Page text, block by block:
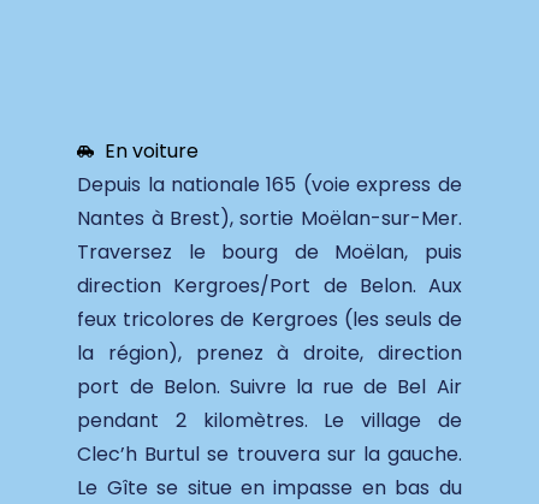
En voiture
Depuis la nationale 165 (voie express de
Nantes à Brest), sortie Moëlan-sur-Mer.
Traversez le bourg de Moëlan, puis
direction Kergroes/Port de Belon. Aux
feux tricolores de Kergroes (les seuls de
la région), prenez à droite, direction
port de Belon. Suivre la rue de Bel Air
pendant 2 kilomètres. Le village de
Clec’h Burtul se trouvera sur la gauche.
Le Gîte se situe en impasse en bas du